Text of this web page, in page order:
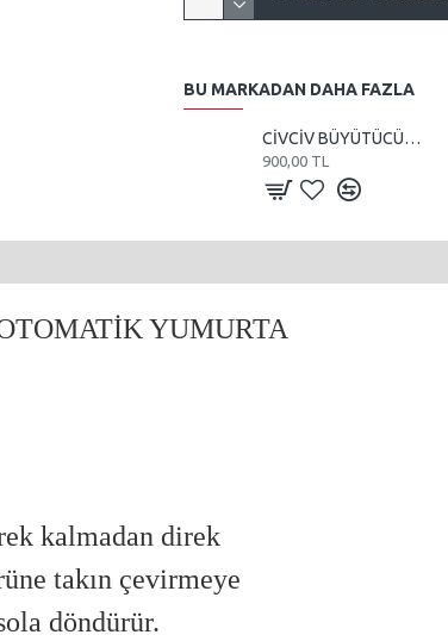
BU MARKADAN DAHA FAZLA
CİVCİV BÜYÜTÜCÜ VE KULUÇKA 110 WATT REZİSTANS
900,00 TL
YUMURTA
kalmadan direk
takın çevirmeye
döndürür.